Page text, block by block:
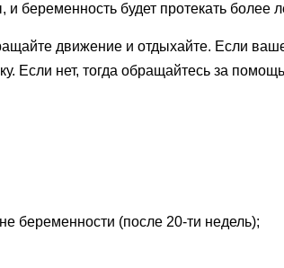
беременность будет протекать более
движение и отдыхайте. Если
Если нет, тогда обращайтесь за
беременности (после 20-ти недель);